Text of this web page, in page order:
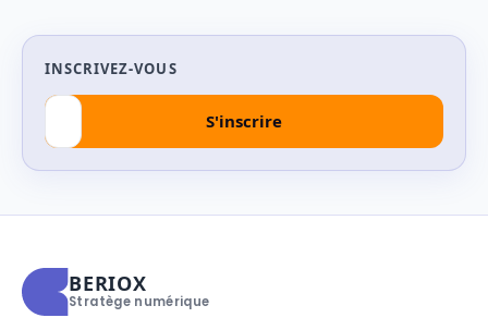
INSCRIVEZ-VOUS
BERIOX
Stratège numérique